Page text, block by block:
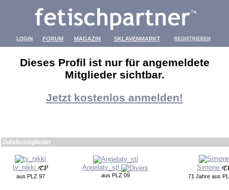
LOGIN FORUM MAGAZIN SKLAVENMARKT REGISTRIEREN
Dieses Profil ist nur für angemeldete
Mitglieder sichtbar.
Jetzt kostenlos anmelden!